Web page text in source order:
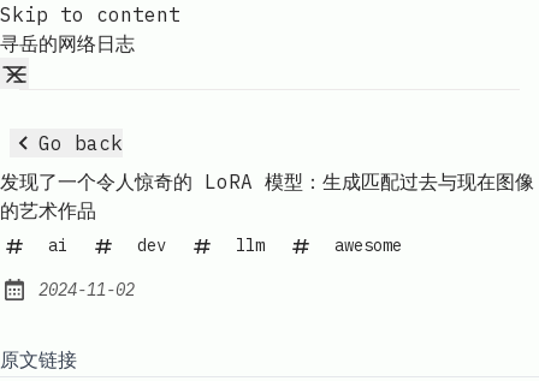
Skip to content
寻岳的网络日志
Go back
发现了一个令人惊奇的 LoRA 模型：生成匹配过去与现在图像
的艺术作品
ai dev llm awesome
Published:
2024-11-02
原文链接